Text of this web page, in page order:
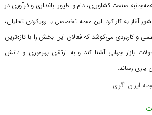
صنعت کشاورزی، دام و طیور، باغداری و فرآوری در
آغاز به کار کرد. این مجله تخصصی با رویکردی تحلیلی،
و کاربردی می‌کوشد که فعالان این بخش را با تازه‌ترین
بازار جهانی آشنا کند و به ارتقای بهره‌وری و دانش
یاری رساند.
ایران اگری